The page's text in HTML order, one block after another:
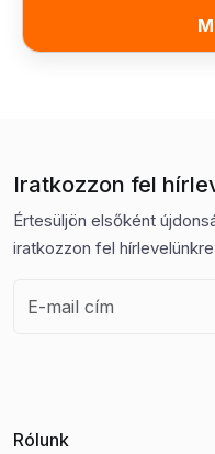
Iratkozzon fel
Értesüljön elsőként
iratkozzon fel
Rólunk